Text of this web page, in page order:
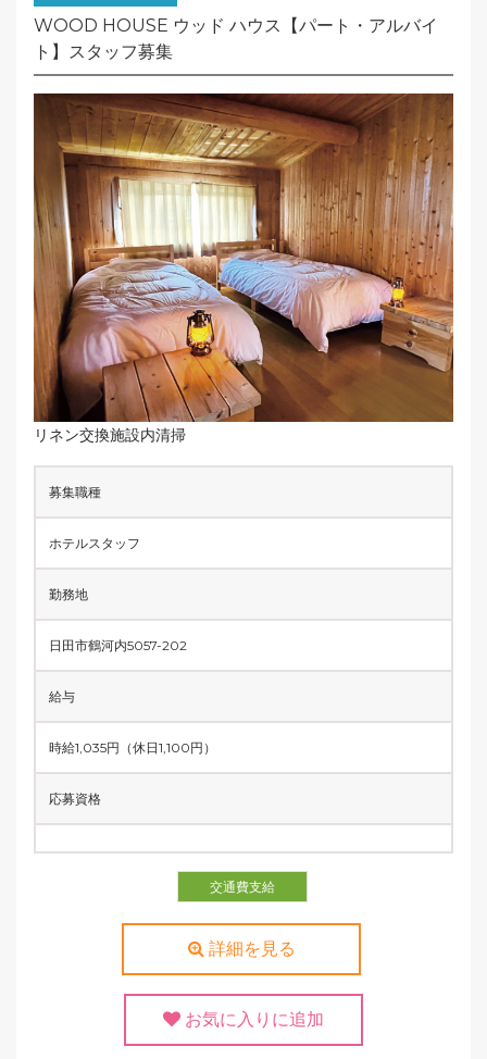
WOOD HOUSE ウッド ハウス【パート・アルバイ
ト】スタッフ募集
リネン交換施設内清掃
募集職種
ホテルスタッフ
勤務地
日田市鶴河内5057-202
給与
時給1,035円（休日1,100円）
応募資格
交通費支給
詳細を見る
お気に入りに追加